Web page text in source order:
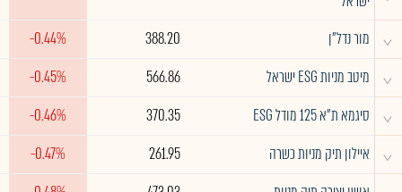
^ מור נדל"ן 388.20
-0.44%
^ מיטב מניות ESG ישראל 566.86
-0.45%
^ סיגמא ת"א 125 מודל ESG 370.35
-0.46%
^ איילון תיק מניות כשרה 261.95
-0.47%